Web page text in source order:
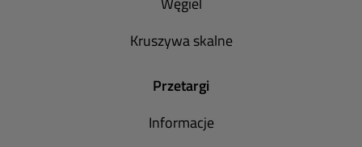
Kruszywa skalne
Przetargi
Informacje